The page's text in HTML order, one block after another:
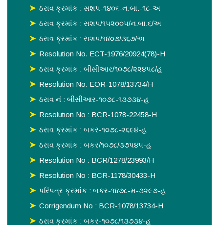
ઠરાવ ક્રમાંક : સશપ-૧૪૦૬-ન.બા.-૧૮-અ
ઠરાવ ક્રમાંક : સશપ/૧૫૨૦૦૫/ન.બા.૬/અ
ઠરાવ ક્રમાંક : સશપ/૧૪૦૭/૩૬૭/અ
Resolution No. ECT-1976/20924(78)-H
ઠરાવ ક્રમાંક : બીસીઆર/૧૦૭૮/૨૨૪૫૮/હ
Resolution No. EOR-1078/13734/H
ઠરાવ નં : બીસીઆર-૧૦૭૮-૧૩૭૩૪-હ
Resolution No : BCR-1078-22458-H
ઠરાવ ક્રમાંક : બકર-૧૦૭૮-૨૬૯૪-હ
ઠરાવ ક્રમાંક : બકર/૧૦૭૮/૩૭૫૪૫-હ
Resolution No : BCR/1278/23993/H
Resolution No : BCR-1178/30433-H
પરિપત્ર ક્રમાંક : બકર-૧૪૭૮-મ-૩૨૯૭-હ
Corrigendum No : BCR-1078/13734-H
ઠરાવ ક્રમાંક : બકર-૧૦૭૮/૧૩૭૩૪-હ